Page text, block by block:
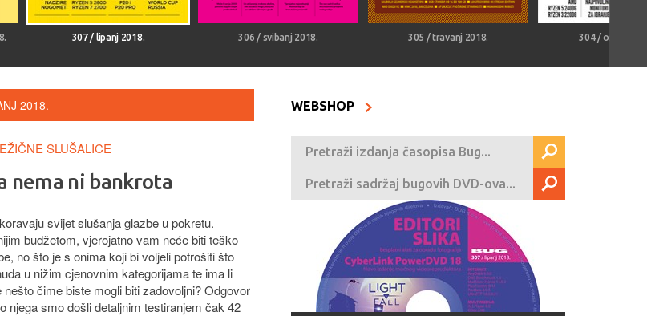
307 / lipanj 2018. 306 / svibanj 2018. 305 / travanj 2018. 304 / ožujak
2018.
SLUŠALICE
nema ni bankrota
svijet slušanja glazbe u pokretu.
budžetom, vjerojatno vam neće biti teško
no što je s onima koji bi voljeli potrošiti što
u nižim cjenovnim kategorijama te ima li
nešto čime biste mogli biti zadovoljni? Odgovor
njega smo došli detaljnim testiranjem čak 42
WEBSHOP